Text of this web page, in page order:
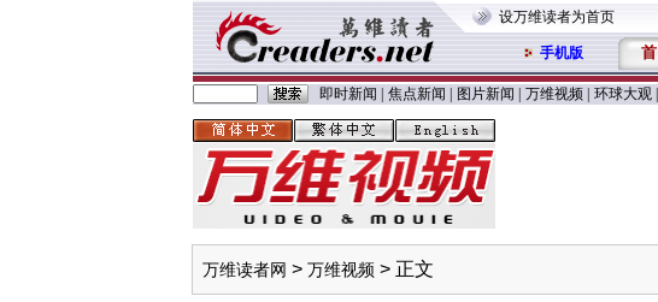
设万维读者为首页
手机版 首
即时新闻 焦点新闻 图片新闻 万维视频 环球大观
万维读者网 > 万维视频 > 正文